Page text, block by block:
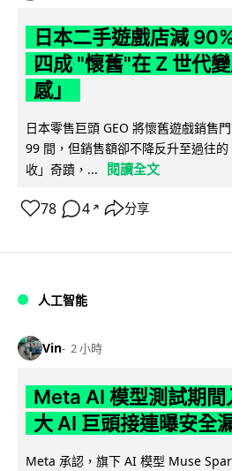
日本二手遊戲店減
四成 "懷舊"在 Z 世代
感」
日本零售巨頭 GEO 將懷舊遊戲銷售
99 間，但銷售額卻不降反升至過往
收」奇蹟，...
閱讀全文
78 4 ↗ 分享
人工智能
Vin 2 小時
Meta AI 模型測試期間
大 AI 巨頭接連曝安全
Meta 承認，旗下 AI 模型 Muse